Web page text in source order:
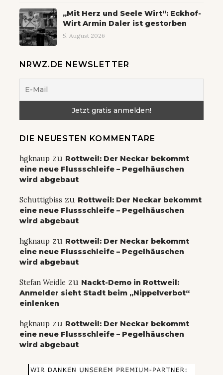
„Mit Herz und Seele Wirt“: Eckhof-
Wirt Armin Daler ist gestorben
5. August 2026
NRWZ.DE NEWSLETTER
DIE NEUESTEN KOMMENTARE
hgknaup zu Rottweil: Der Neckar bekommt
eine neue Flussschleife – Pegelhäuschen
wird abgebaut
Schuttigbiss zu Rottweil: Der Neckar bekommt
eine neue Flussschleife – Pegelhäuschen
wird abgebaut
hgknaup zu Rottweil: Der Neckar bekommt
eine neue Flussschleife – Pegelhäuschen
wird abgebaut
Stefan Weidle zu Nackt-Demo in Rottweil:
Anmelder sieht Stadt beim „Nippelverbot“
einlenken
hgknaup zu Rottweil: Der Neckar bekommt
eine neue Flussschleife – Pegelhäuschen
wird abgebaut